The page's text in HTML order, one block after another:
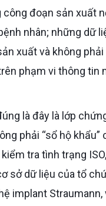
đoạn sản xuất
nhân; những dữ
xuất và không
phạm vi thông tin
phải “sổ hộ
tra tình trạng
sở dữ liệu của tổ
implant